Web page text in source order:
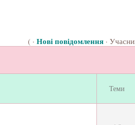
( · Нові повідомлення ·
Теми